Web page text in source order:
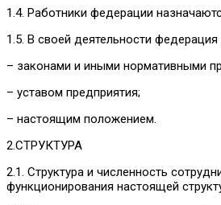
1.4. Работники федерации
1.5. В своей деятельности федерация
– законами и иными нормативными
– уставом предприятия;
– настоящим положением.
2.СТРУКТУРА
2.1. Структура и численность
функционирования настоящей